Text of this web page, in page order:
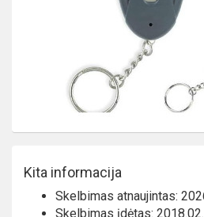
Kita informacija
Skelbimas atnaujintas:
Skelbimas įdėtas: